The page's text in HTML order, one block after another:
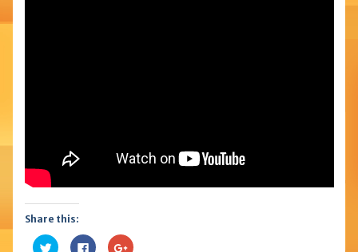
Share this:
Kattints FacebookonMegosztás